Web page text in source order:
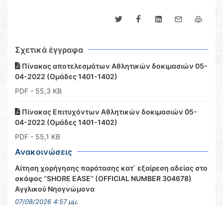
Σχετικά έγγραφα
Πίνακας αποτελεσμάτων Αθλητικών δοκιμασιών 05-
04-2022 (Ομάδες 1401-1402)
PDF - 55,3 KB
Πίνακας Επιτυχόντων Αθλητικών δοκιμασιών 05-
04-2022 (Ομάδες 1401-1402)
PDF - 55,1 KB
Ανακοινώσεις
Αίτηση χορήγησης παράτασης κατ΄ εξαίρεση αδείας στο
σκάφος ‘’SHORE EASE’’ (OFFICIAL NUMBER 304678)
Αγγλικού Νηογνώμονα
07/08/2026 4:57 μμ.